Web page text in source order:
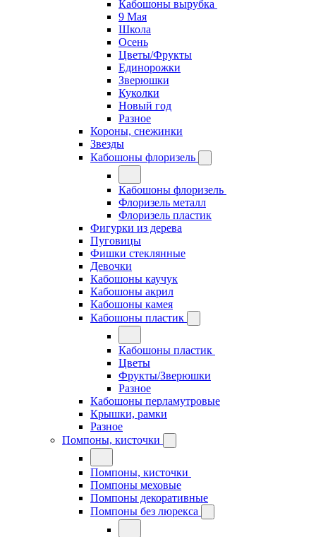
Кабошоны вырубка
9 Мая
Школа
Осень
Цветы/Фрукты
Единорожки
Зверюшки
Куколки
Новый год
Разное
Короны, снежинки
Звезды
Кабошоны флоризель
Кабошоны флоризель
Флоризель металл
Флоризель пластик
Фигурки из дерева
Пуговицы
Фишки стеклянные
Девочки
Кабошоны каучук
Кабошоны акрил
Кабошоны камея
Кабошоны пластик
Кабошоны пластик
Цветы
Фрукты/Зверюшки
Разное
Кабошоны перламутровые
Крышки, рамки
Разное
Помпоны, кисточки
Помпоны, кисточки
Помпоны меховые
Помпоны декоративные
Помпоны без люрекса